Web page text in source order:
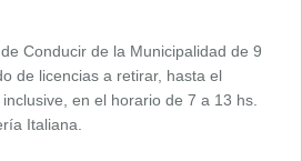
Conducir de la Municipalidad de 9
de licencias a retirar, hasta el
en el horario de 7 a 13 hs.
Italiana.